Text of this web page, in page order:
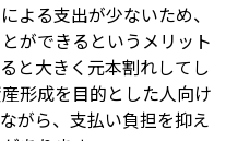
よる支出が少ないため、
ができるというメリット
と大きく元本割れしてし
形成を目的とした人向け
がら、支払い負担を抑え